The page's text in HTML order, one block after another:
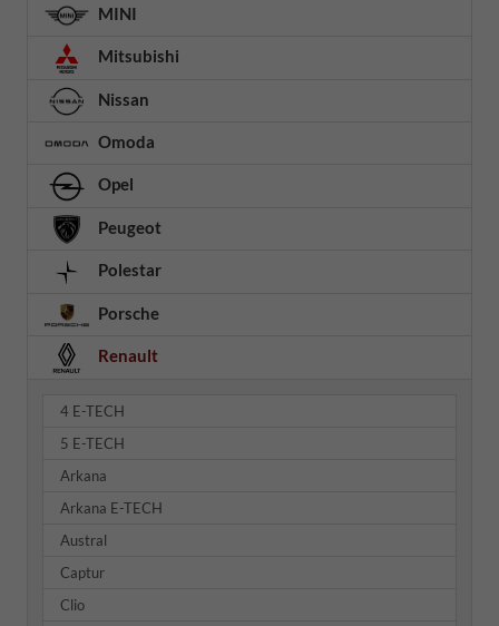
MINI
Mitsubishi
Nissan
Omoda
Opel
Peugeot
Polestar
Porsche
Renault
4 E-TECH
5 E-TECH
Arkana
Arkana E-TECH
Austral
Captur
Clio